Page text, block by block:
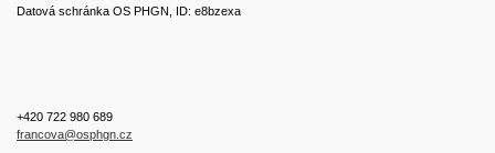
Datová schránka OS PHGN, ID: e8bzexa
+420 722 980 689
francova@osphgn.cz